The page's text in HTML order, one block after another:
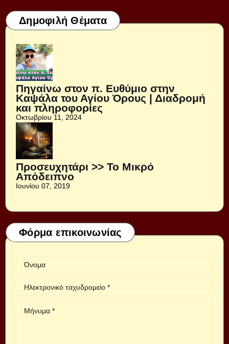
Δημοφιλή Θέματα
Πηγαίνω στον π. Ευθύμιο στην
Καψάλα του Αγίου Όρους | Διαδρομή
και πληροφορίες
Οκτωβρίου 11, 2024
Προσευχητάρι >> Το Μικρό
Απόδειπνο
Ιουνίου 07, 2019
Φόρμα επικοινωνίας